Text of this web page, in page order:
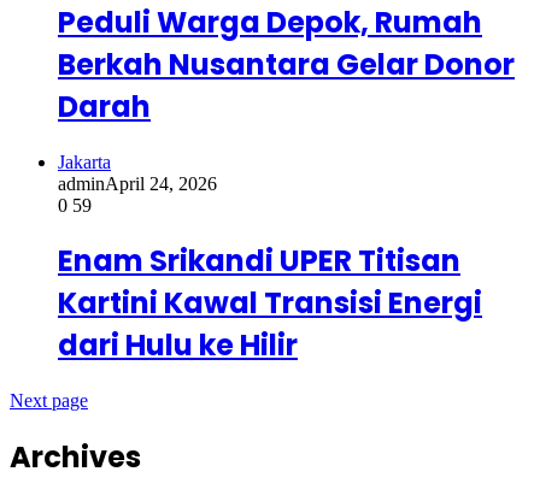
Peduli Warga Depok, Rumah
Berkah Nusantara Gelar Donor
Darah
Jakarta
adminApril 24, 2026
0 59
Enam Srikandi UPER Titisan
Kartini Kawal Transisi Energi
dari Hulu ke Hilir
Next page
Archives